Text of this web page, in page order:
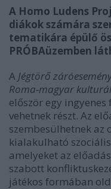
A Homo Ludens
diákok számára
tematikára épülő
PRÓBAüzemben
A Jégtörő
Roma-magyar
először egy
vehetnek részt. Az
szembesülhetnek az
kialakulható
amelyeket az
szabott
játékos formában